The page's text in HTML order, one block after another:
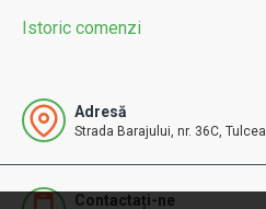
Istoric comenzi
Adresă
Strada Barajului, nr. 36C, Tulcea
Contactați-ne